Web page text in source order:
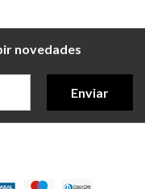
novedades
Enviar